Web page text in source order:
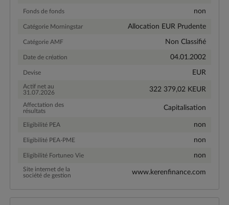
Fonds de fonds non
Catégorie Morningstar Allocation EUR Prudente
Catégorie AMF Non Classifié
Date de création 04.01.2002
Devise EUR
Actif net au
31.07.2026
322 379,02 KEUR
Affectation des
résultats
Capitalisation
Eligibilité PEA non
Eligibilité PEA-PME non
Eligibilité Fortuneo Vie non
Site internet de la
société de gestion
www.kerenfinance.com